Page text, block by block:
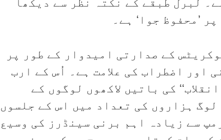
’محفوظ جوا‘ ہے۔
کے صدارتی امیدوار کے طور پر
اور اضطراب کی علامت ہے۔ اُس کے ارب
کی باتیں لاکھوں لوگوں کے
ہزاروں کی تعداد میں اس کے جلسوں
سے زیادہ اہم برنی سینڈرز کی وسیع